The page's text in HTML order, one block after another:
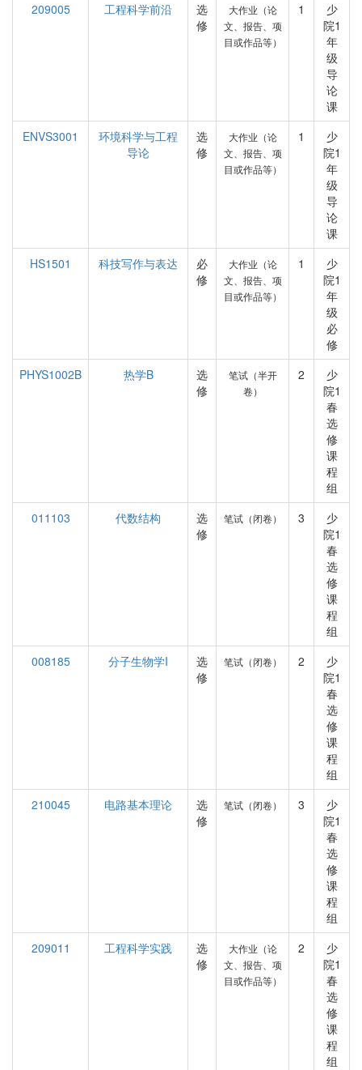
209005
工程科学前沿
选
修
大作业（论
文、报告、项
目或作品等）
1
少
院1
年
级
导
论
课
ENVS3001
环境科学与工程
导论
选
修
大作业（论
文、报告、项
目或作品等）
1
少
院1
年
级
导
论
课
HS1501
科技写作与表达
必
修
大作业（论
文、报告、项
目或作品等）
1
少
院1
年
级
必
修
PHYS1002B
热学B
选
修
笔试（半开
卷）
2
少
院1
春
选
修
课
程
组
011103
代数结构
选
修
笔试（闭卷） 3
少
院1
春
选
修
课
程
组
008185
分子生物学I
选
修
笔试（闭卷） 2
少
院1
春
选
修
课
程
组
210045
电路基本理论
选
修
笔试（闭卷） 3
少
院1
春
选
修
课
程
组
209011
工程科学实践
选
修
大作业（论
文、报告、项
目或作品等）
2
少
院1
春
选
修
课
程
组